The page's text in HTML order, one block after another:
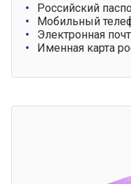
Российский
Мобильный
Электронная
Именная карта